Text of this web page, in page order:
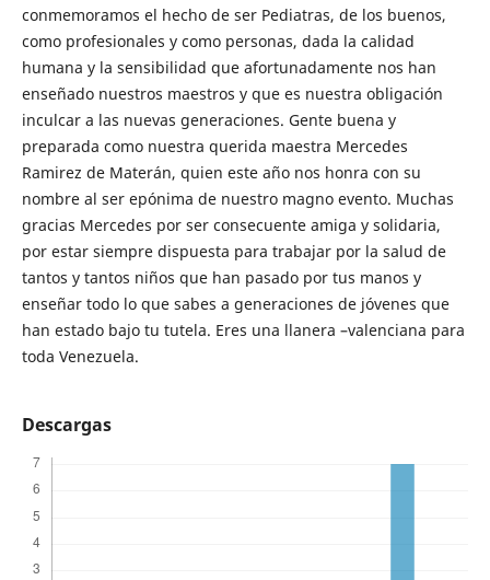
conmemoramos el hecho de ser Pediatras, de los buenos,
como profesionales y como personas, dada la calidad
humana y la sensibilidad que afortunadamente nos han
enseñado nuestros maestros y que es nuestra obligación
inculcar a las nuevas generaciones. Gente buena y
preparada como nuestra querida maestra Mercedes
Ramirez de Materán, quien este año nos honra con su
nombre al ser epónima de nuestro magno evento. Muchas
gracias Mercedes por ser consecuente amiga y solidaria,
por estar siempre dispuesta para trabajar por la salud de
tantos y tantos niños que han pasado por tus manos y
enseñar todo lo que sabes a generaciones de jóvenes que
han estado bajo tu tutela. Eres una llanera –valenciana para
toda Venezuela.
Descargas